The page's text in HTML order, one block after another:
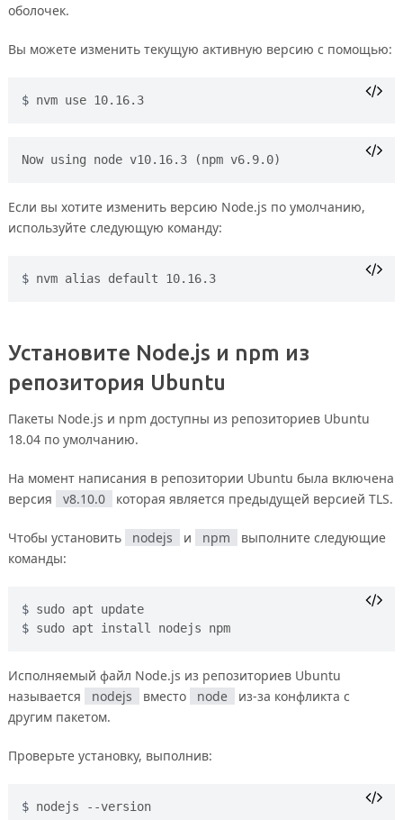
оболочек.
Вы можете изменить текущую активную версию с помощью:
nvm use 10.16.3
Если вы хотите изменить версию Node.js по умолчанию,
используйте следующую команду:
nvm alias default 10.16.3
Установите Node.js и npm из
репозитория Ubuntu
Пакеты Node.js и npm доступны из репозиториев Ubuntu
18.04 по умолчанию.
На момент написания в репозитории Ubuntu была включена
версия
v8.10.0 которая является предыдущей версией TLS.
Чтобы установить nodejs и npm
выполните следующие
команды:
sudo apt update
sudo apt install nodejs npm
Исполняемый файл Node.js из репозиториев Ubuntu
называется
nodejs вместо node
из-за конфликта с
другим пакетом.
Проверьте установку, выполнив:
nodejs --version